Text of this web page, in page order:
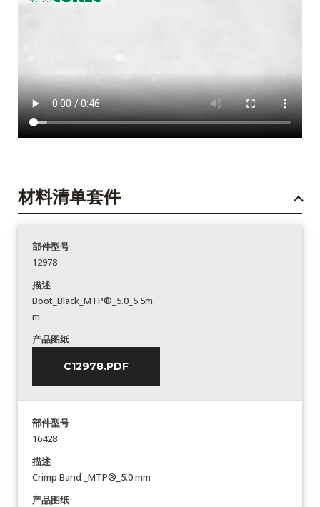
材料清单套件
部件型号
12978
描述
Boot_Black_MTP®_5.0_5.5m
m
产品图纸
C12978.PDF
部件型号
16428
描述
Crimp Band _MTP®_5.0 mm
产品图纸